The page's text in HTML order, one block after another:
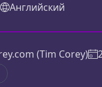
и
разрабатывать
компоненты для
изучите в рамках
Английский
(Tim Corey)